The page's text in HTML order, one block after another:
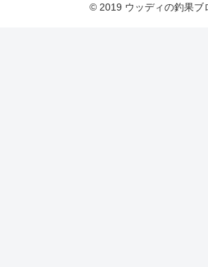
© 2019 ウッディの釣果ブ